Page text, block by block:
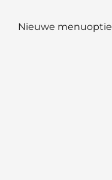
Nieuwe menuoptie